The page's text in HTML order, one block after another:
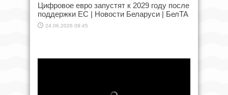
Цифровое евро запустят к 2029 году после
поддержки ЕС | Новости Беларуси | БелТА
24.06.2026 09:45